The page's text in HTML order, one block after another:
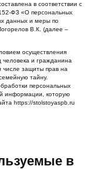
в соответствии с
ФЗ «О персональных
данных и меры по
В.К. (далее –
осуществления
человека и гражданина
числе защиты прав на
тайну.
персональных
информации, которую
https://stolstoyaspb.ru
в